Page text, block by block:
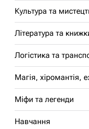
Культура та
Література та
Логістика та
Магія, хіромантія,
Міфи та легенди
Навчання